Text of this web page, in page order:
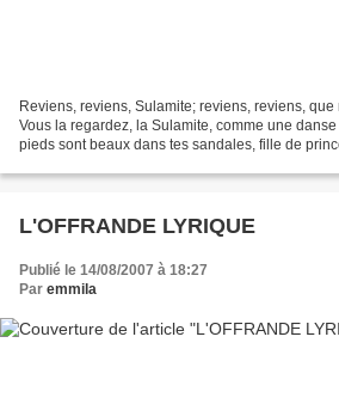
Reviens, reviens, Sulamite; reviens, reviens,
Vous la regardez, la Sulamite, comme une
pieds sont beaux dans tes sandales, fille de
L'OFFRANDE LYRIQUE
Publié le 14/08/2007 à 18:27
Par emmila